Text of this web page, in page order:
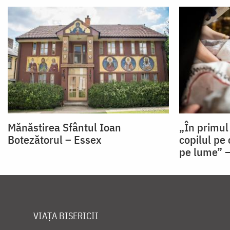
Mănăstirea Sfântul Ioan
Botezătorul – Essex
„În
copilul pe
pe lume”
VIAȚA BISERICII